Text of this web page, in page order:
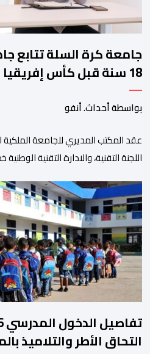
جامعة كرة السلة تتابع
18 سنة قبل كأس إفريقيا
بواسطة أحداث. أنفو
عقد المكتب المديري للجامعة الملكية
اللجنة التقنية، والادارة التقنية
المنتخبات الوطنية خلال الفترة
من طرف اللجنة التقنية التي واكبت
التحاق الأطر والتلاميذ